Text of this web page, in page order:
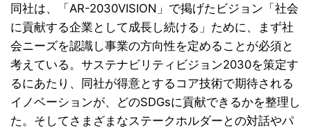
同社は、「AR-2030VISION」で掲げたビジョン「社会
に貢献する企業として成長し続ける」ために、まず社
会ニーズを認識し事業の方向性を定めることが必須と
考えている。サステナビリティビジョン2030を策定す
るにあたり、同社が得意とするコア技術で期待される
イノベーションが、どのSDGsに貢献できるかを整理し
た。そしてさまざまなステークホルダーとの対話やパ